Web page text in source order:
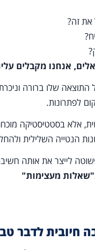
את זה?
אנחנו מקבלים
שלו ברורה
לפתרונות.
אלא בסטטיסטיקה
הנטייה השלילית
לייצר את אותה
מעצימות"
חיובית לדבר